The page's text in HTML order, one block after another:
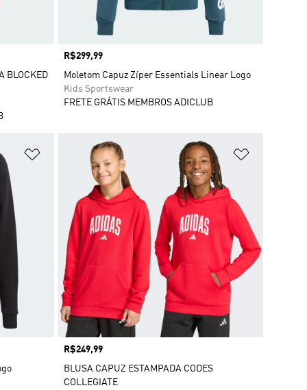
BLOCKED
Preço
R$299,99
Moletom Capuz Zíper Essentials Linear Logo
Kids Sportswear
FRETE GRÁTIS MEMBROS ADICLUB
Adicionar à Lista de Desejos
Preço
R$249,99
BLUSA CAPUZ ESTAMPADA CODES
COLLEGIATE